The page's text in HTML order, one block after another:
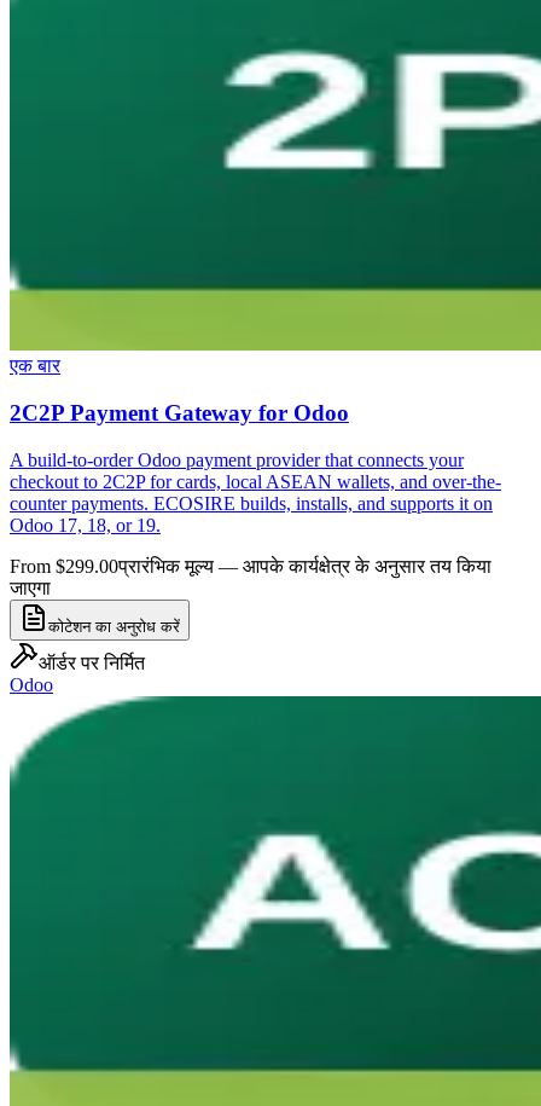
एक बार
2C2P Payment Gateway for Odoo
A build-to-order Odoo payment provider that connects your
checkout to 2C2P for cards, local ASEAN wallets, and over-the-
counter payments. ECOSIRE builds, installs, and supports it on
Odoo 17, 18, or 19.
From $299.00प्रारंभिक मूल्य — आपके कार्यक्षेत्र के अनुसार तय किया
जाएगा
कोटेशन का अनुरोध करें
ऑर्डर पर निर्मित
Odoo